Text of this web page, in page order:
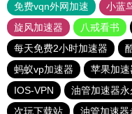
免费vqn外网加速
小蓝
旋风加速器
八戒看书
每天免费2小时加速器
蚂蚁vp加速器
苹果加速
IOS-VPN
油管加速器永
次玩下载站
油管加速器